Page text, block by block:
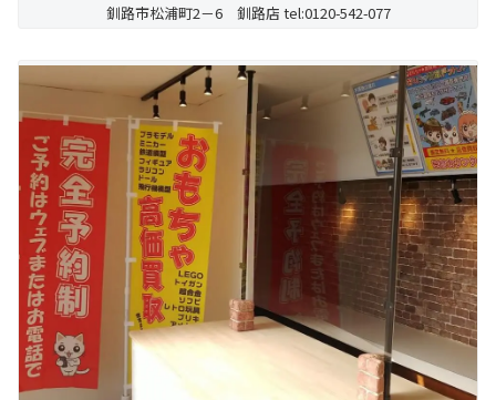
釧路市松浦町2－6 釧路店 tel:0120-542-077